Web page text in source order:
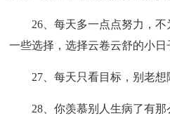
26、每天多一点点努力，
一些选择，选择云卷云舒的小日
27、每天只看目标，别老想
28、你羡慕别人生病了有